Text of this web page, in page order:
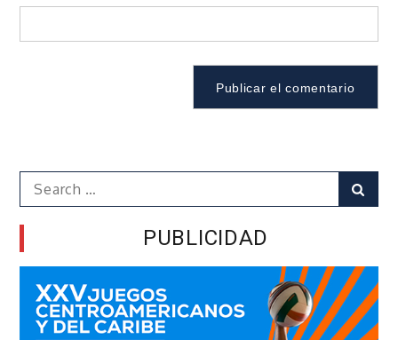
Search
for:
PUBLICIDAD